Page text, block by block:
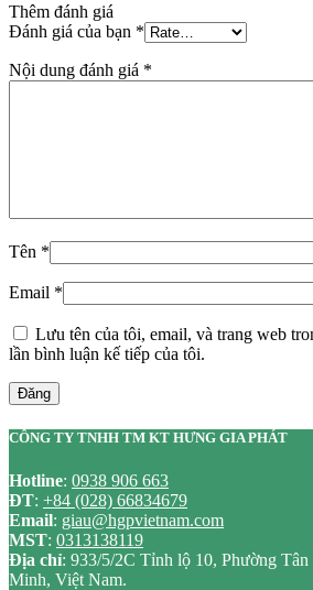
Thêm đánh giá
Đánh giá của bạn *
Nội dung đánh giá *
Tên *
Email *
Lưu tên của tôi, email, và trang web
lần bình luận kế tiếp của tôi.
Đăng
CÔNG TY TNHH TM KT HƯNG GIA PHÁT
Hotline: 0938 906 663
ĐT: +84 (028) 66834679
Email: giau@hgpvietnam.com
MST: 0313138119
Địa chỉ: 933/5/2C Tỉnh lộ 10, Phường
Minh, Việt Nam.